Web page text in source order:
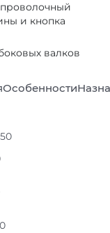
и кнопка
валков
Особенности